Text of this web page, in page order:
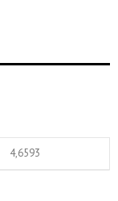
4,6593